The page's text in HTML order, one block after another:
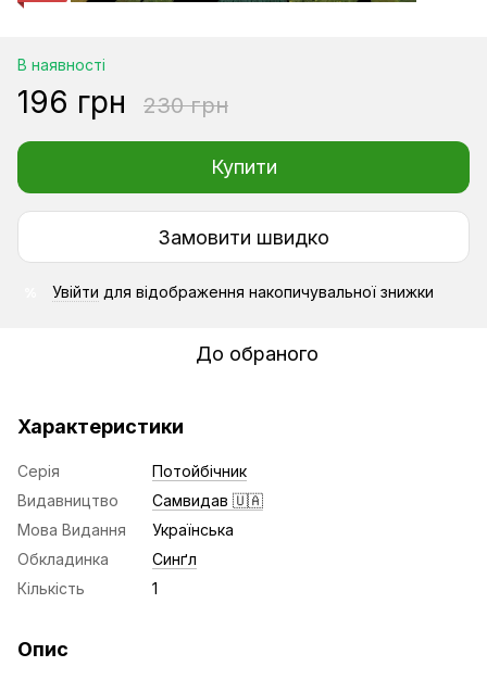
В наявності
196 грн 230 грн
Купити
Замовити швидко
Увійти для відображення накопичувальної знижки
До обраного
Характеристики
Серія
Потойбічник
Видавництво
Самвидав 🇺🇦
Мова Видання
Українська
Обкладинка
Синґл
Кількість
1
Опис